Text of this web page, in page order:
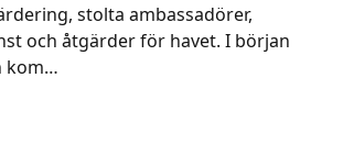
stolta ambassadörer,
och åtgärder för havet. I början
kom…